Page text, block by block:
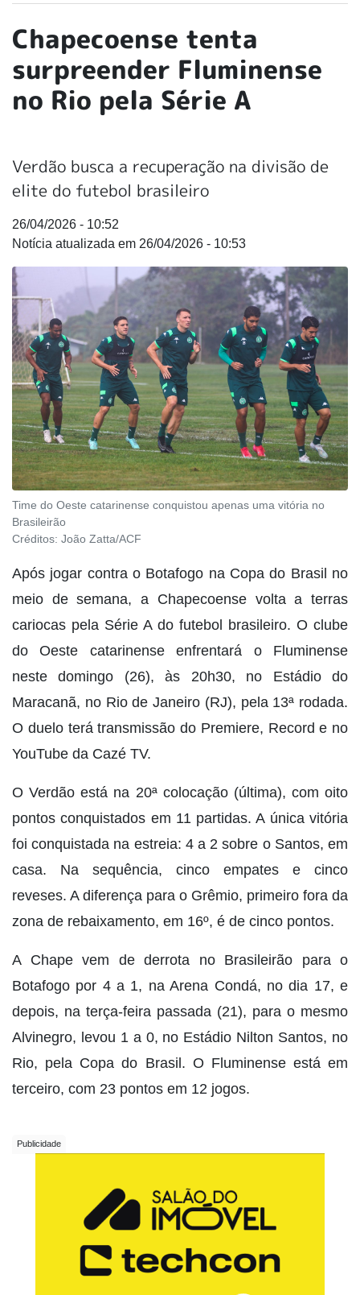
Chapecoense tenta
surpreender Fluminense
no Rio pela Série A
Verdão busca a recuperação na divisão de
elite do futebol brasileiro
26/04/2026 - 10:52
26/04/2026 - 10:53
Time do Oeste catarinense conquistou apenas uma vitória no
Brasileirão
Créditos: João Zatta/ACF
Após jogar contra o Botafogo na Copa do Brasil no
meio de semana, a Chapecoense volta a terras
cariocas pela Série A do futebol brasileiro. O clube
do Oeste catarinense enfrentará o Fluminense
neste domingo (26), às 20h30, no Estádio do
Maracanã, no Rio de Janeiro (RJ), pela 13ª rodada.
O duelo terá transmissão do Premiere, Record e no
YouTube da Cazé TV.
O Verdão está na 20ª colocação (última), com oito
pontos conquistados em 11 partidas. A única vitória
foi conquistada na estreia: 4 a 2 sobre o Santos, em
casa. Na sequência, cinco empates e cinco
reveses. A diferença para o Grêmio, primeiro fora da
zona de rebaixamento, em 16º, é de cinco pontos.
A Chape vem de derrota no Brasileirão para o
Botafogo por 4 a 1, na Arena Condá, no dia 17, e
depois, na terça-feira passada (21), para o mesmo
Alvinegro, levou 1 a 0, no Estádio Nilton Santos, no
Rio, pela Copa do Brasil. O Fluminense está em
terceiro, com 23 pontos em 12 jogos.